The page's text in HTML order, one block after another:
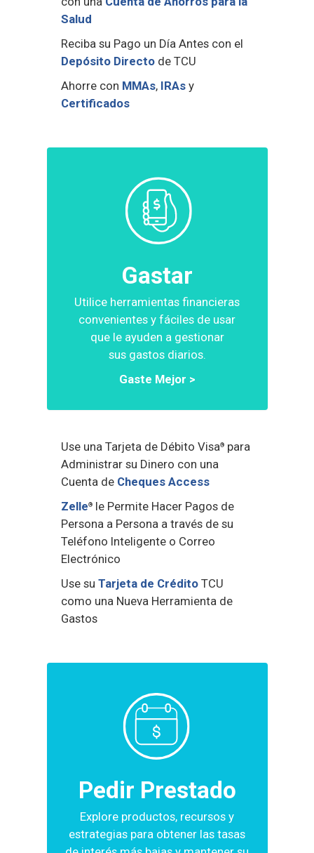
Salud
Reciba su Pago un Día Antes con el
Depósito Directode TCU
Ahorre con MMAs, IRAsy
Certificados
Gastar
Utilice herramientas financieras
convenientes y fáciles de usar
que le ayuden a gestionar
sus gastos diarios.
Gaste Mejor >
Use una Tarjeta de Débito Visa®para
Administrar su Dinero con una
Cuenta de Cheques Access
Zelle®le Permite Hacer Pagos de
Persona a Persona a través de su
Teléfono Inteligente o Correo
Electrónico
Use su Tarjeta de CréditoTCU
como una Nueva Herramienta de
Gastos
Pedir Prestado
Explore productos, recursos y
estrategias para obtener las tasas